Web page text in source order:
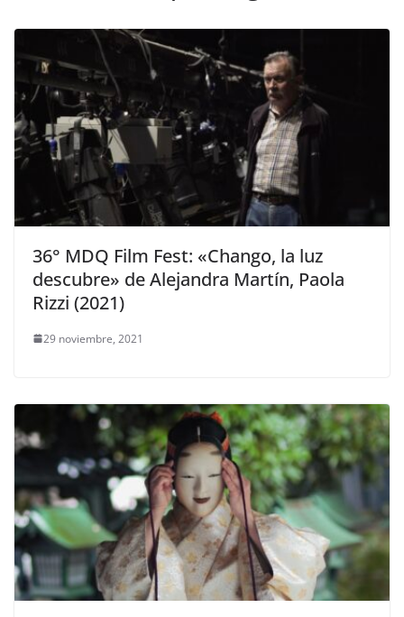
36° MDQ Film Fest: «Chango, la luz
descubre» de Alejandra Martín, Paola
Rizzi (2021)
29 noviembre, 2021